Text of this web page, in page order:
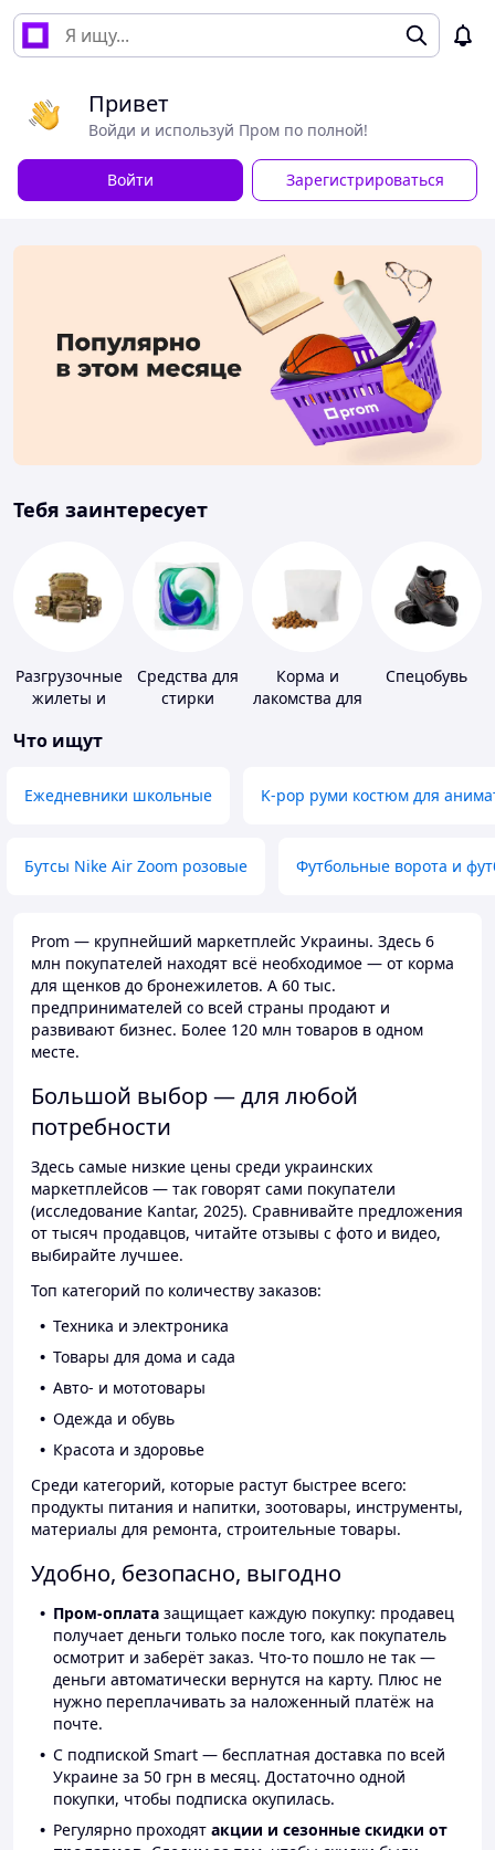
Привет
Войди и используй Пром по полной!
Войти Зарегистрироваться
Тебя заинтересует
Разгрузочные
жилеты и
без плит
Средства для
стирки
Корма и
лакомства для
Спецобувь
Что ищут
Ежедневники школьные K-pop руми костюм для
Бутсы Nike Air Zoom розовые Футбольные ворота и
Prom — крупнейший маркетплейс Украины. Здесь 6
млн покупателей находят всё необходимое — от корма
для щенков до бронежилетов. А 60 тыс.
предпринимателей со всей страны продают и
развивают бизнес. Более 120 млн товаров в одном
месте.
Большой выбор — для любой
потребности
Здесь самые низкие цены среди украинских
маркетплейсов — так говорят сами покупатели
(исследование Kantar, 2025). Сравнивайте предложения
от тысяч продавцов, читайте отзывы с фото и видео,
выбирайте лучшее.
Топ категорий по количеству заказов:
Техника и электроника
Товары для дома и сада
Авто- и мототовары
Одежда и обувь
Красота и здоровье
Среди категорий, которые растут быстрее всего:
продукты питания и напитки, зоотовары, инструменты,
материалы для ремонта, строительные товары.
Удобно, безопасно, выгодно
Пром-оплата защищает каждую покупку: продавец
получает деньги только после того, как покупатель
осмотрит и заберёт заказ. Что-то пошло не так —
деньги автоматически вернутся на карту. Плюс не
нужно переплачивать за наложенный платёж на
почте.
С подпиской Smart — бесплатная доставка по всей
Украине за 50 грн в месяц. Достаточно одной
покупки, чтобы подписка окупилась.
Регулярно проходят акции и сезонные скидки от